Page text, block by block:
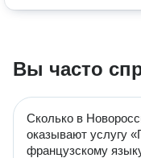
Вы часто
Сколько в
оказывают услугу
французскому